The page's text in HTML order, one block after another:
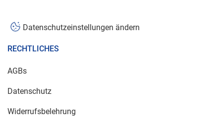
Datenschutzeinstellungen ändern
RECHTLICHES
AGBs
Datenschutz
Widerrufsbelehrung